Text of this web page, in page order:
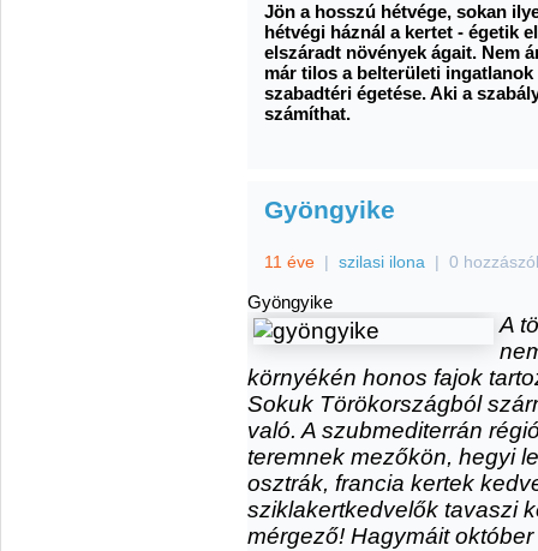
Jön a hosszú hétvége, sokan
hétvégi háznál a kertet - égetik
elszáradt növények ágait. Nem
már tilos a belterületi
szabadtéri égetése. Aki a
számíthat.
Gyöngyike
11 éve | szilasi ilona | 0
Gyöngyike
A
környékén honos fajok
Sokuk Törökországból
való. A szubmediterrán
teremnek mezőkön, hegyi
osztrák, francia kertek
sziklakertkedvelők tavaszi
mérgező! Hagymáit